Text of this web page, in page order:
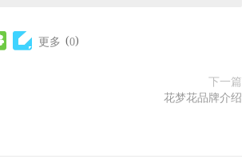
更多 (0)
下一篇
花梦花品牌介绍